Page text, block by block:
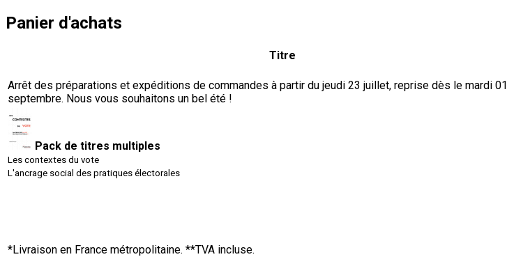
Panier d'achats
Arrêt des préparations et expéditions de commandes à partir du jeudi 23 juillet, reprise dès le mardi 01
septembre. Nous vous souhaitons un bel été !
Titre
Pack de titres multiples
Les contextes du vote
L'ancrage social des pratiques électorales
*Livraison en France métropolitaine. **TVA incluse.